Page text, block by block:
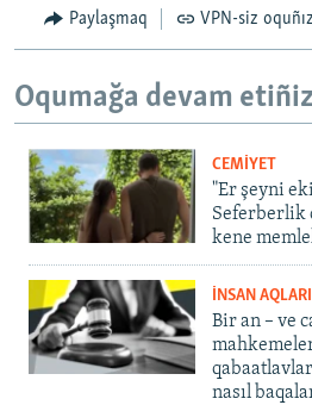
Paylaşmaq VPN-siz oquñız
Oqumağa devam etiñiz
CEMİYET
"Er şeyni
Seferberlik
kene
İNSAN AQLARI
Bir an – ve
nasıl